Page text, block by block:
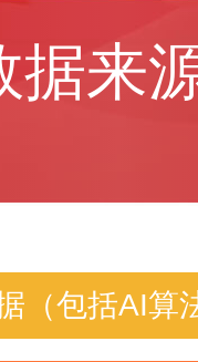
据来
（包括AI算